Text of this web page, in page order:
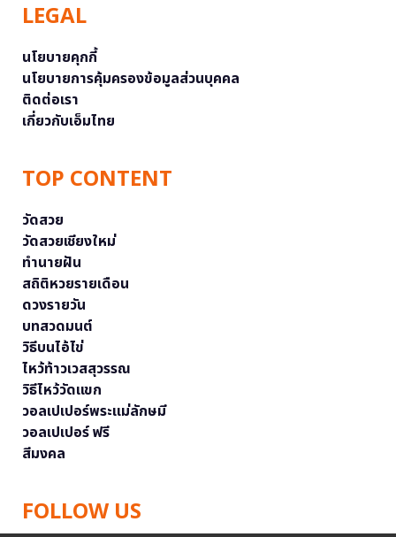
LEGAL
นโยบายคุกกี้
นโยบายการคุ้มครองข้อมูลส่วนบุคคล
ติดต่อเรา
เกี่ยวกับเอ็มไทย
TOP CONTENT
วัดสวย
วัดสวยเชียงใหม่
ทำนายฝัน
สถิติหวยรายเดือน
ดวงรายวัน
บทสวดมนต์
วิธีบนไอ้ไข่
ไหว้ท้าวเวสสุวรรณ
วิธีไหว้วัดแขก
วอลเปเปอร์พระแม่ลักษมี
วอลเปเปอร์ ฟรี
สีมงคล
FOLLOW US